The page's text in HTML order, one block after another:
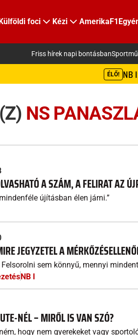
foci Kézi AmerikaF1
Friss hírek napi bontásban
ÉLŐ! NB
NS
A SZÁM, A FELIRAT AZ
újításban élen járni.”
JEGYZETEL A
sem könnyű, mennyi
NB I
NÉL – MIRŐL IS VAN SZÓ?
hogy nem gyerekeket vagy